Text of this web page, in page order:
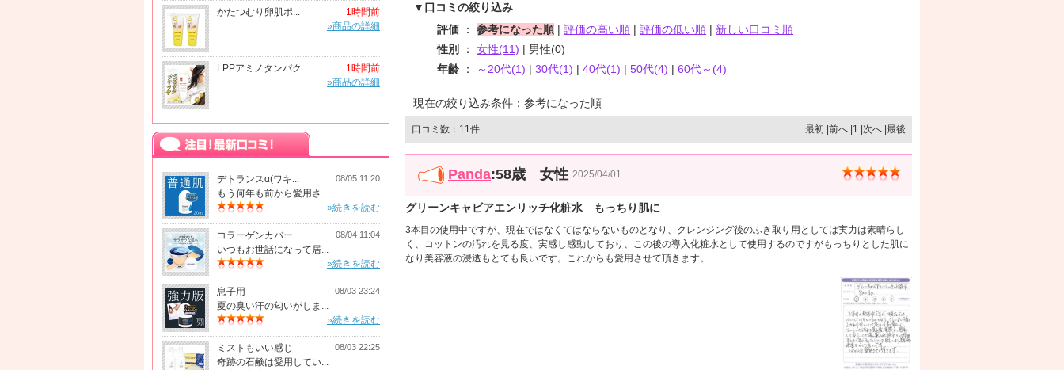
かたつむり卵肌ポ...
1時間前
»商品の詳細
LPPアミノタンパク...
1時間前
»商品の詳細
デトランスα(ワキ... 08/05 11:20
もう何年も前から愛用さ...
»続きを読む
コラーゲンカバー... 08/04 11:04
いつもお世話になって居...
»続きを読む
息子用 08/03 23:24
夏の臭い汗の匂いがしま...
»続きを読む
ミストもいい感じ 08/03 22:25
奇跡の石鹸は愛用してい...
▼口コミの絞り込み
評価 ： 参考になった順 | 評価の高い順 | 評価の低い順 | 新しい口コミ順
性別
： 女性(11) | 男性(0)
年齢 ： ～20代(1) | 30代(1) | 40代(1) | 50代(4) | 60代～(4)
現在の絞り込み条件：参考になった順
口コミ数：11件 最初 |前へ |1 |次へ |最後
Panda:58歳 女性 2025/04/01
グリーンキャビアエンリッチ化粧水 もっちり肌に
3本目の使用中ですが、現在ではなくてはならないものとなり、クレンジング後のふき取り用としては実力は素晴らし
く、コットンの汚れを見る度、実感し感動しており、この後の導入化粧水として使用するのですがもっちりとした肌に
なり美容液の浸透もとても良いです。これからも愛用させて頂きます。